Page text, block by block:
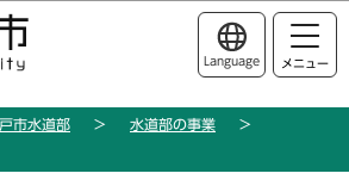
ページの本文へ移動
Language メニュー
市水道部
水道部の事業